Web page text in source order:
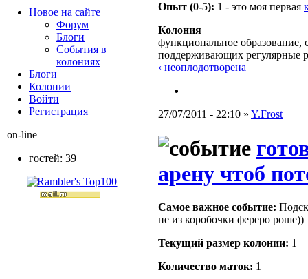
Опыт (0-5): 1 - это моя первая
Колония
функциональное образование,
поддерживающих регулярные
‹ неоплодотворена
27/07/2011 - 22:10 » Y.Frost
арену чтоб
Самое важное событие:
не из коробочки фереро роше))
Текущий размер кoлонии: 1
Количество маток: 1
Новое на сайте
Форум
Блоги
События в
колониях
Блоги
Колонии
Войти
Peгиcтpaция
on-line
гостей: 39